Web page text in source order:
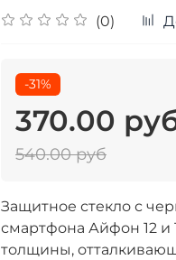
(0)
-31%
370.00
540.00 руб
Защитное стекло с
смартфона Айфон 12 и
толщины,